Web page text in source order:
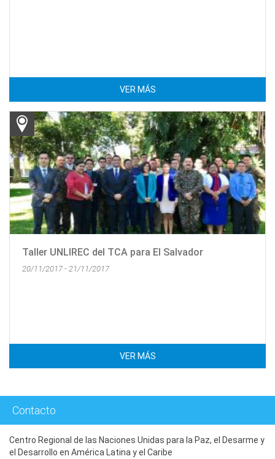
VER MÁS
Taller UNLIREC del TCA para El Salvador
20/11/2017 - 21/11/2017
VER MÁS
Contacto
Centro Regional de las Naciones Unidas para la Paz, el Desarme y
el Desarrollo en América Latina y el Caribe